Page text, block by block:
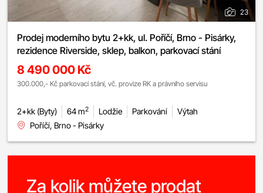
23
Prodej moderního bytu 2+kk, ul. Poříčí, Brno - Pisárky,
rezidence Riverside, sklep, balkon, parkovací stání
8 490 000 Kč
300.000,- Kč parkovací stání, vč. provize RK a právního servisu
2+kk (Byty) 64 m2 Lodžie Parkování
Výtah
Poříčí, Brno - Pisárky
Za kolik můžete prodat